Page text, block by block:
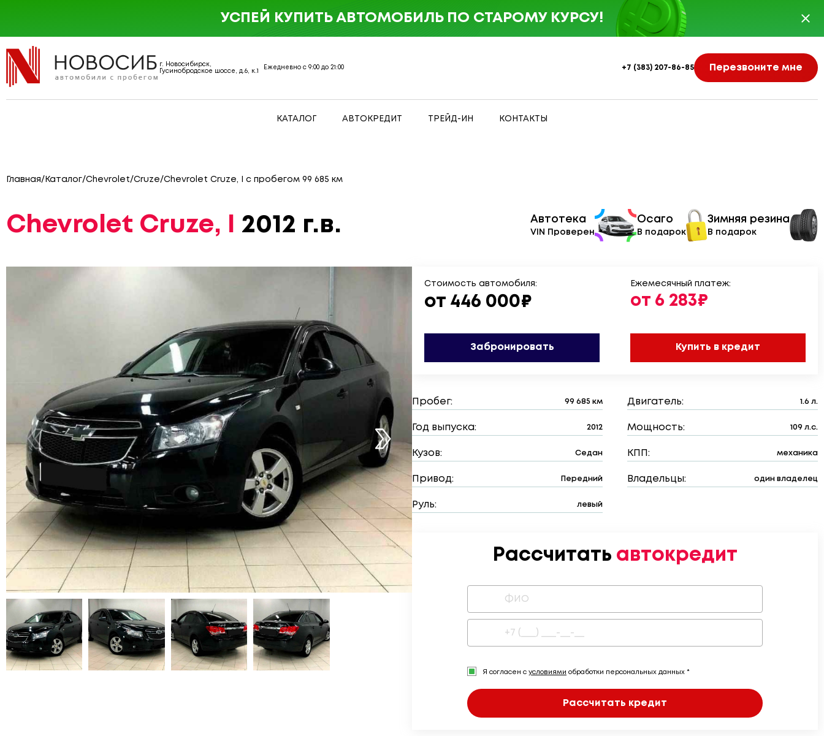
г. Новосибирск,
Гусинобродское шоссе, д.6, к.1
Ежедневно с 9:00 до 21:00 +7 (383) 207-86-85 Перезвоните мне
КАТАЛОГ АВТОКРЕДИТ ТРЕЙД-ИН КОНТАКТЫ
УСПЕЙ КУПИТЬ АВТОМОБИЛЬ ПО СТАРОМУ КУРСУ!
Главная/ Каталог/Chevrolet/Cruze/Chevrolet Cruze, I с пробегом 99 685 км
Chevrolet Cruze, I 2012 г.в. Автотека
VIN Проверен
Осаго
В подарок
Зимняя резина
В подарок
Стоимость автомобиля:
от 446 000₽
Забронировать
Ежемесячный платеж:
от 6 283₽
Купить в кредит
Пробег: 99 685 км Двигатель: 1.6 л.
Год выпуска: 2012 Мощность: 109 л.с.
Кузов: Седан КПП: механика
Привод: Передний Владельцы: один владелец
Руль: левый
Рассчитать автокредит
Я согласен с условиями обработки персональных данных *
Рассчитать кредит